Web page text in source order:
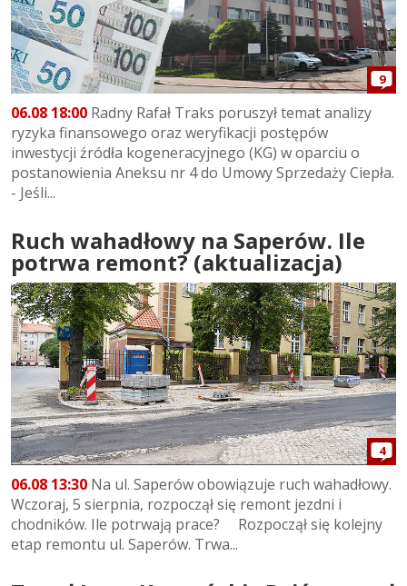
9
06.08 18:00 Radny Rafał Traks poruszył temat analizy
ryzyka finansowego oraz weryfikacji postępów
inwestycji źródła kogeneracyjnego (KG) w oparciu o
postanowienia Aneksu nr 4 do Umowy Sprzedaży Ciepła.
- Jeśli...
Ruch wahadłowy na Saperów. Ile
potrwa remont? (aktualizacja)
4
06.08 13:30 Na ul. Saperów obowiązuje ruch wahadłowy.
Wczoraj, 5 sierpnia, rozpoczął się remont jezdni i
chodników. Ile potrwają prace? Rozpoczął się kolejny
etap remontu ul. Saperów. Trwa...